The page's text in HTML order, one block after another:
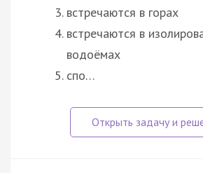
встречаются в горах
встречаются в
водоёмах
спо…